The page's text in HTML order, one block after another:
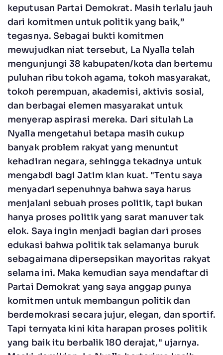
keputusan Partai Demokrat. Masih terlalu jauh
dari komitmen untuk politik yang baik,”
tegasnya. Sebagai bukti komitmen
mewujudkan niat tersebut, La Nyalla telah
mengunjungi 38 kabupaten/kota dan bertemu
puluhan ribu tokoh agama, tokoh masyarakat,
tokoh perempuan, akademisi, aktivis sosial,
dan berbagai elemen masyarakat untuk
menyerap aspirasi mereka. Dari situlah La
Nyalla mengetahui betapa masih cukup
banyak problem rakyat yang menuntut
kehadiran negara, sehingga tekadnya untuk
mengabdi bagi Jatim kian kuat. "Tentu saya
menyadari sepenuhnya bahwa saya harus
menjalani sebuah proses politik, tapi bukan
hanya proses politik yang sarat manuver tak
elok. Saya ingin menjadi bagian dari proses
edukasi bahwa politik tak selamanya buruk
sebagaimana dipersepsikan mayoritas rakyat
selama ini. Maka kemudian saya mendaftar di
Partai Demokrat yang saya anggap punya
komitmen untuk membangun politik dan
berdemokrasi secara jujur, elegan, dan sportif.
Tapi ternyata kini kita harapan proses politik
yang baik itu berbalik 180 derajat," ujarnya.